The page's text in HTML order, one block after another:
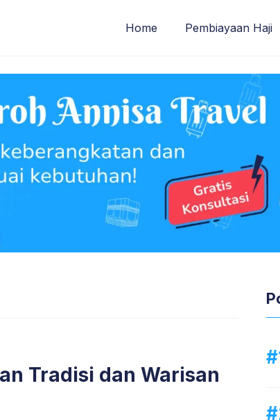
Home Pembiayaan Haji
Tradisi dan Warisan